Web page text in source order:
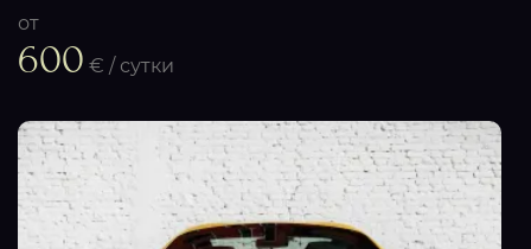
от
600 € / сутки